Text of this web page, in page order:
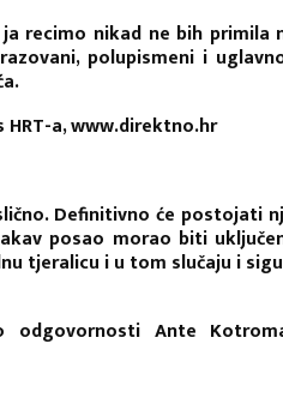
recimo nikad ne bih primila
polupismeni i
a, www.direktno.hr
Definitivno će postojati
posao morao biti
tjeralicu i u tom slučaju i
Ante